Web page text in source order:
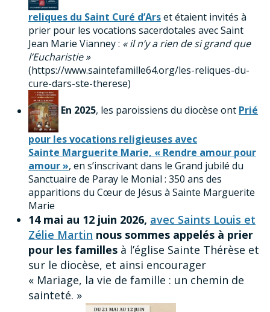
reliques du Saint Curé d’Arset étaient invités à
prier pour les vocations sacerdotales avec Saint
Jean Marie Vianney : « il n’y a rien de si grand que
l’Eucharistie »
(https://www.saintefamille64.org/les-reliques-du-
cure-dars-ste-therese)
En 2025, les paroissiens du diocèse ont Prié
pour les vocations religieuses avec
Sainte Marguerite Marie, « Rendre amour pour
amour », en s’inscrivant dans le Grand jubilé du
Sanctuaire de Paray le Monial : 350 ans des
apparitions du Cœur de Jésus à Sainte Marguerite
Marie
14 mai au 12 juin 2026, avec Saints Louis et
Zélie Martin nous sommes appelés à prier
pour les familles à l’église Sainte Thérèse et
sur le diocèse, et ainsi encourager
« Mariage, la vie de famille : un chemin de
sainteté. »